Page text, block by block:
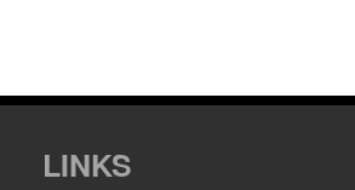
LINKS